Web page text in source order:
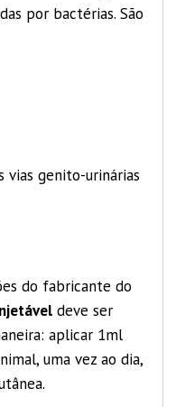
por bactérias. São
vias genito-urinárias
do fabricante do
deve ser
aplicar 1ml
uma vez ao dia,